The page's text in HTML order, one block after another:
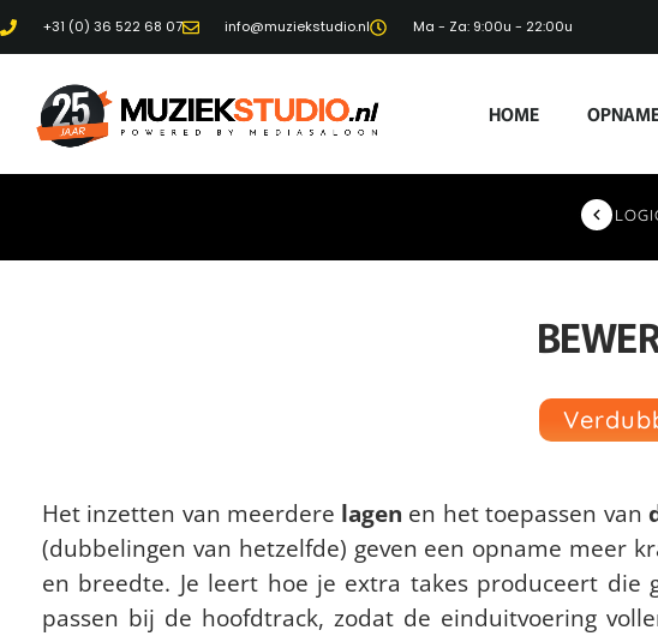
+31 (0) 36 522 68 07 info@muziekstudio.nl Ma - Za: 9:00u - 22:00u
HOME
Het inzetten van meerdere lagen en het toepassen van
(dubbelingen van hetzelfde) geven een opname meer
en breedte. Je leert hoe je extra takes produceert die
passen bij de hoofdtrack, zodat de einduitvoering